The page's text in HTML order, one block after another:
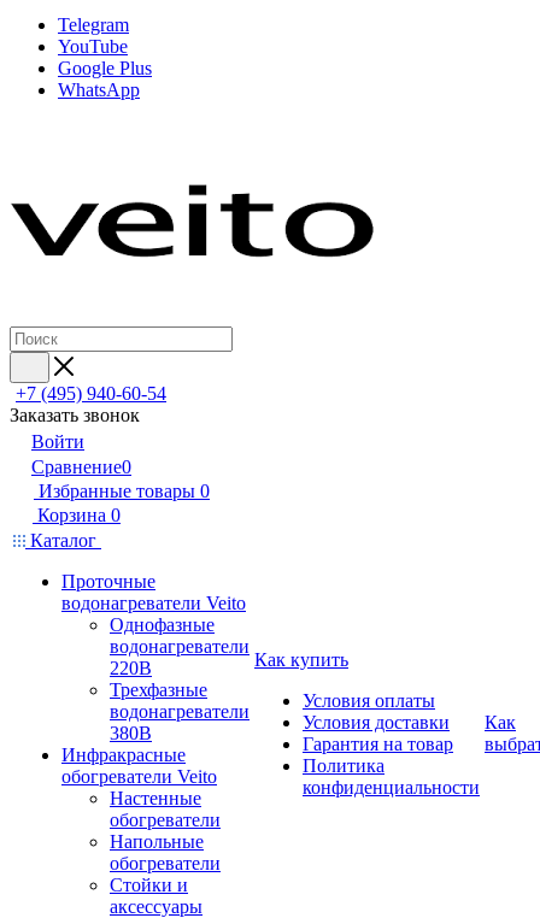
Telegram
YouTube
Google Plus
WhatsApp
+7 (495) 940-60-54
Заказать звонок
Войти
Сравнение0
Избранные товары 0
Корзина 0
Каталог
Проточные
водонагреватели Veito
Однофазные
водонагреватели
220В
Трехфазные
водонагреватели
380В
Инфракрасные
обогреватели Veito
Настенные
обогреватели
Напольные
обогреватели
Стойки и
аксессуары
Как купить
Условия оплаты
Условия доставки
Гарантия на товар
Политика
конфиденциальности
Как